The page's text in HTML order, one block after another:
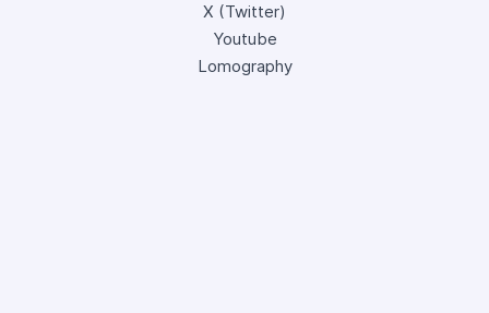
X (Twitter)
Youtube
Lomography